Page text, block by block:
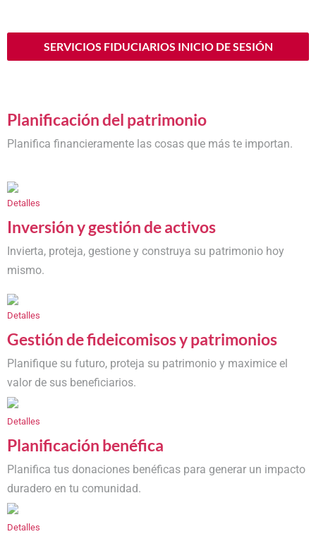
SERVICIOS FIDUCIARIOS INICIO DE SESIÓN
Planificación del patrimonio
Planifica financieramente las cosas que más te importan.
Detalles
Inversión y gestión de activos
Invierta, proteja, gestione y construya su patrimonio hoy
mismo.
Detalles
Gestión de fideicomisos y patrimonios
Planifique su futuro, proteja su patrimonio y maximice el
valor de sus beneficiarios.
Detalles
Planificación benéfica
Planifica tus donaciones benéficas para generar un impacto
duradero en tu comunidad.
Detalles